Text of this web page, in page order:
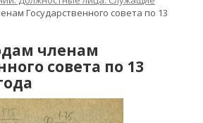
Государственного совета по 13
членам
совета по 13